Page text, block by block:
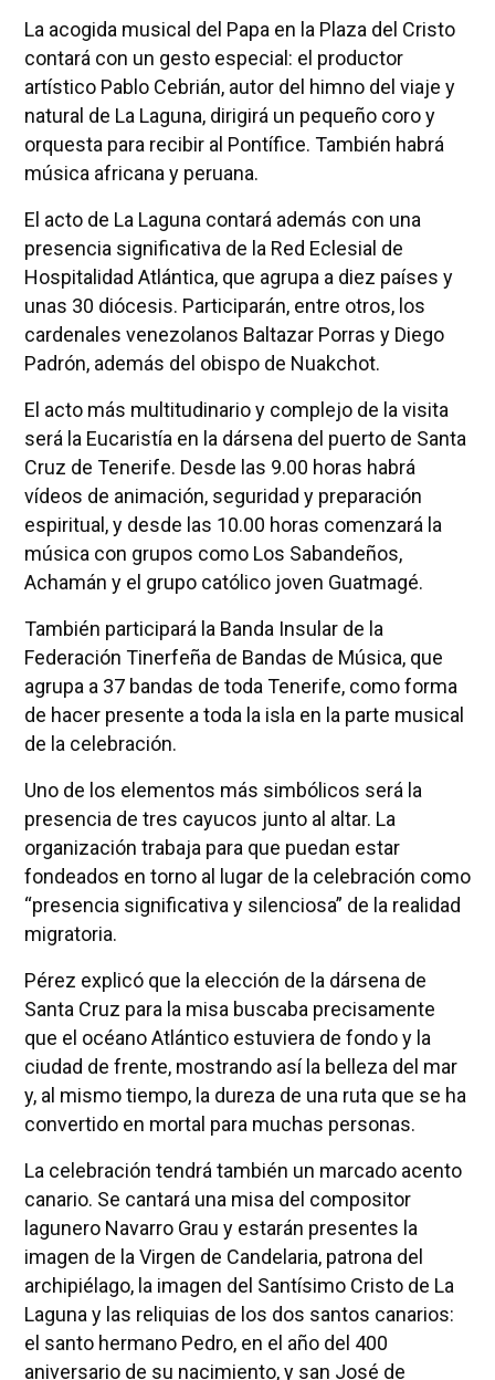
La acogida musical del Papa en la Plaza del Cristo
contará con un gesto especial: el productor
artístico Pablo Cebrián, autor del himno del viaje y
natural de La Laguna, dirigirá un pequeño coro y
orquesta para recibir al Pontífice. También habrá
música africana y peruana.
El acto de La Laguna contará además con una
presencia significativa de la Red Eclesial de
Hospitalidad Atlántica, que agrupa a diez países y
unas 30 diócesis. Participarán, entre otros, los
cardenales venezolanos Baltazar Porras y Diego
Padrón, además del obispo de Nuakchot.
El acto más multitudinario y complejo de la visita
será la Eucaristía en la dársena del puerto de Santa
Cruz de Tenerife. Desde las 9.00 horas habrá
vídeos de animación, seguridad y preparación
espiritual, y desde las 10.00 horas comenzará la
música con grupos como Los Sabandeños,
Achamán y el grupo católico joven Guatmagé.
También participará la Banda Insular de la
Federación Tinerfeña de Bandas de Música, que
agrupa a 37 bandas de toda Tenerife, como forma
de hacer presente a toda la isla en la parte musical
de la celebración.
Uno de los elementos más simbólicos será la
presencia de tres cayucos junto al altar. La
organización trabaja para que puedan estar
fondeados en torno al lugar de la celebración como
“presencia significativa y silenciosa” de la realidad
migratoria.
Pérez explicó que la elección de la dársena de
Santa Cruz para la misa buscaba precisamente
que el océano Atlántico estuviera de fondo y la
ciudad de frente, mostrando así la belleza del mar
y, al mismo tiempo, la dureza de una ruta que se ha
convertido en mortal para muchas personas.
La celebración tendrá también un marcado acento
canario. Se cantará una misa del compositor
lagunero Navarro Grau y estarán presentes la
imagen de la Virgen de Candelaria, patrona del
archipiélago, la imagen del Santísimo Cristo de La
Laguna y las reliquias de los dos santos canarios:
el santo hermano Pedro, en el año del 400
aniversario de su nacimiento, y san José de